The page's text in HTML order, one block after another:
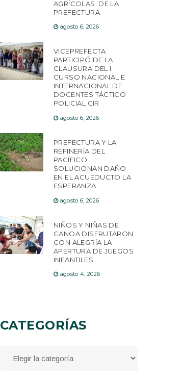
AGRÍCOLAS DE LA
PREFECTURA
agosto 6, 2026
VICEPREFECTA
PARTICIPÓ DE LA
CLAUSURA DEL I
CURSO NACIONAL E
INTERNACIONAL DE
DOCENTES TÁCTICO
POLICIAL GIR
agosto 6, 2026
PREFECTURA Y LA
REFINERÍA DEL
PACÍFICO
SOLUCIONAN DAÑO
EN EL ACUEDUCTO LA
ESPERANZA
agosto 6, 2026
NIÑOS Y NIÑAS DE
CANOA DISFRUTARON
CON ALEGRÍA LA
APERTURA DE JUEGOS
INFANTILES
agosto 4, 2026
CATEGORÍAS